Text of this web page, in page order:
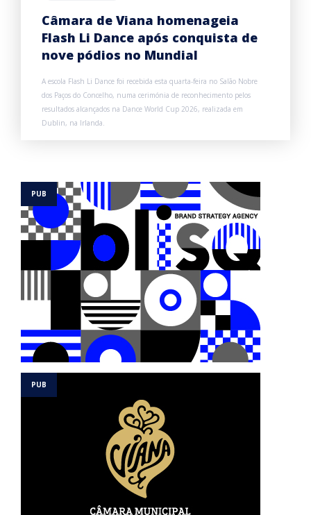
Câmara de Viana homenageia
Flash Li Dance após conquista de
nove pódios no Mundial
A escola Flash Li Dance foi recebida esta quarta-feira no Salão Nobre
dos Paços do Concelho, numa cerimónia de reconhecimento pelos
resultados alcançados na Dance World Cup 2026, realizada em
Dublin, na Irlanda.